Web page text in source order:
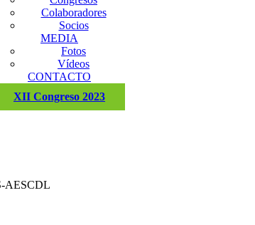
Colaboradores
Socios
MEDIA
Fotos
Vídeos
CONTACTO
XII Congreso 2023
AESCDL